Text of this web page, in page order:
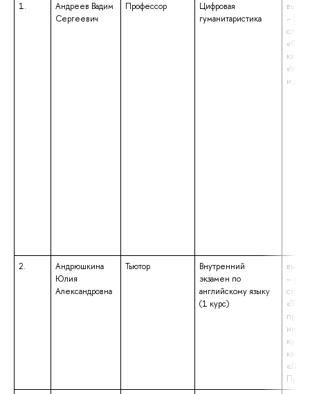
1.
Андреев Вадим
Сергеевич
Профессор
Цифровая
гуманитаристика
–
и
2.
Андрюшкина
Юлия
Александровна
Тьютор
Внутренний
экзамен по
английскому языку
(1 курс)
–